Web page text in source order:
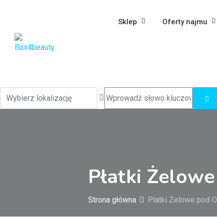
Sklep Oferty najmu
Płatki
Strona główna Płatki Żelowe pod